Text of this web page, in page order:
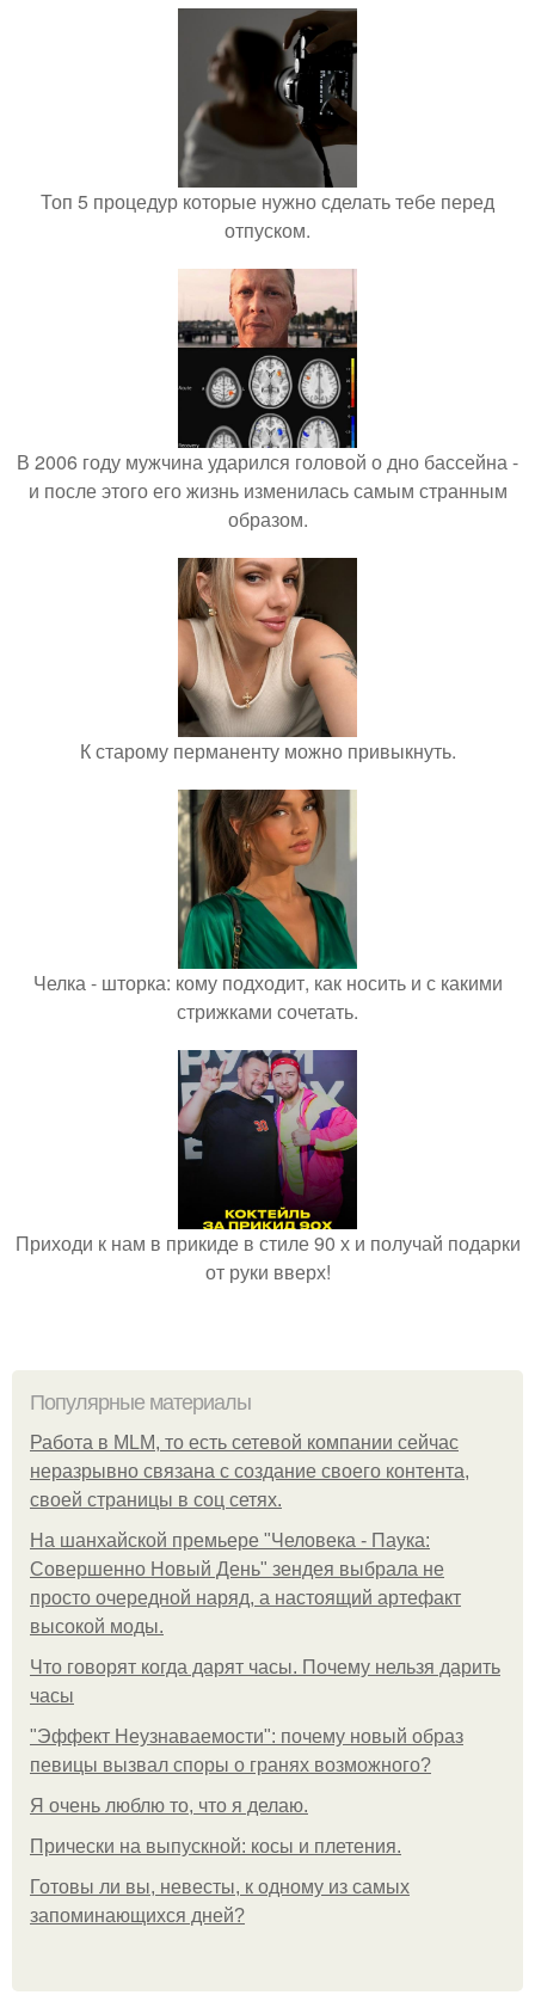
Топ 5 процедур которые нужно сделать тебе перед
отпуском.
В 2006 году мужчина ударился головой о дно бассейна -
и после этого его жизнь изменилась самым странным
образом.
К старому перманенту можно привыкнуть.
Челка - шторка: кому подходит, как носить и с какими
стрижками сочетать.
Приходи к нам в прикиде в стиле 90 х и получай подарки
от руки вверх!
Популярные материалы
Работа в MLM, то есть сетевой компании сейчас
неразрывно связана с создание своего контента,
своей страницы в соц сетях.
На шанхайской премьере "Человека - Паука:
Совершенно Новый День" зендея выбрала не
просто очередной наряд, а настоящий артефакт
высокой моды.
Что говорят когда дарят часы. Почему нельзя дарить
часы
"Эффект Неузнаваемости": почему новый образ
певицы вызвал споры о гранях возможного?
Я очень люблю то, что я делаю.
Прически на выпускной: косы и плетения.
Готовы ли вы, невесты, к одному из самых
запоминающихся дней?